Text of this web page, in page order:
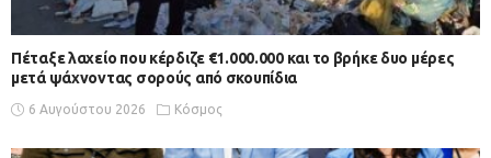
Πέταξε λαχείο που κέρδιζε €1.000.000 και το βρήκε δυο μέρες
μετά ψάχνοντας σορούς από σκουπίδια
6 Αυγούστου 2026 Κόσμος